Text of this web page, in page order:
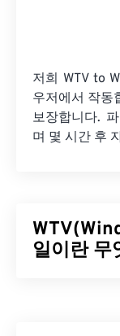
저희 WTV to
우저에서 작동
보장합니다.
며 몇 시간 후
일이란 무